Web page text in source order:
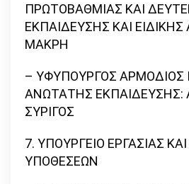
ΠΡΩΤΟΒΑΘΜΙΑΣ ΚΑΙ
ΕΚΠΑΙΔΕΥΣΗΣ ΚΑΙ
ΜΑΚΡΗ
– ΥΦΥΠΟΥΡΓΟΣ ΑΡΜΟΔΙΟΣ
ΑΝΩΤΑΤΗΣ ΕΚΠΑΙΔΕΥΣΗΣ:
ΣΥΡΙΓΟΣ
7. ΥΠΟΥΡΓΕΙΟ ΕΡΓΑΣΙΑΣ
ΥΠΟΘΕΣΕΩΝ